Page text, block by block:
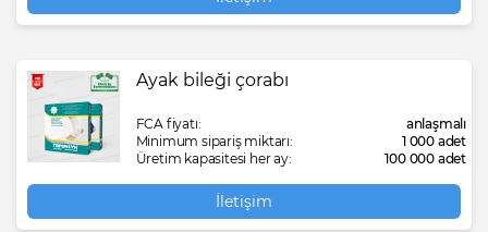
Ayak bileği çorabı
FCA fiyatı:
anlaşmalı
Minimum sipariş miktarı:
1 000 adet
Üretim kapasitesi her ay:
100 000 adet
İletişim